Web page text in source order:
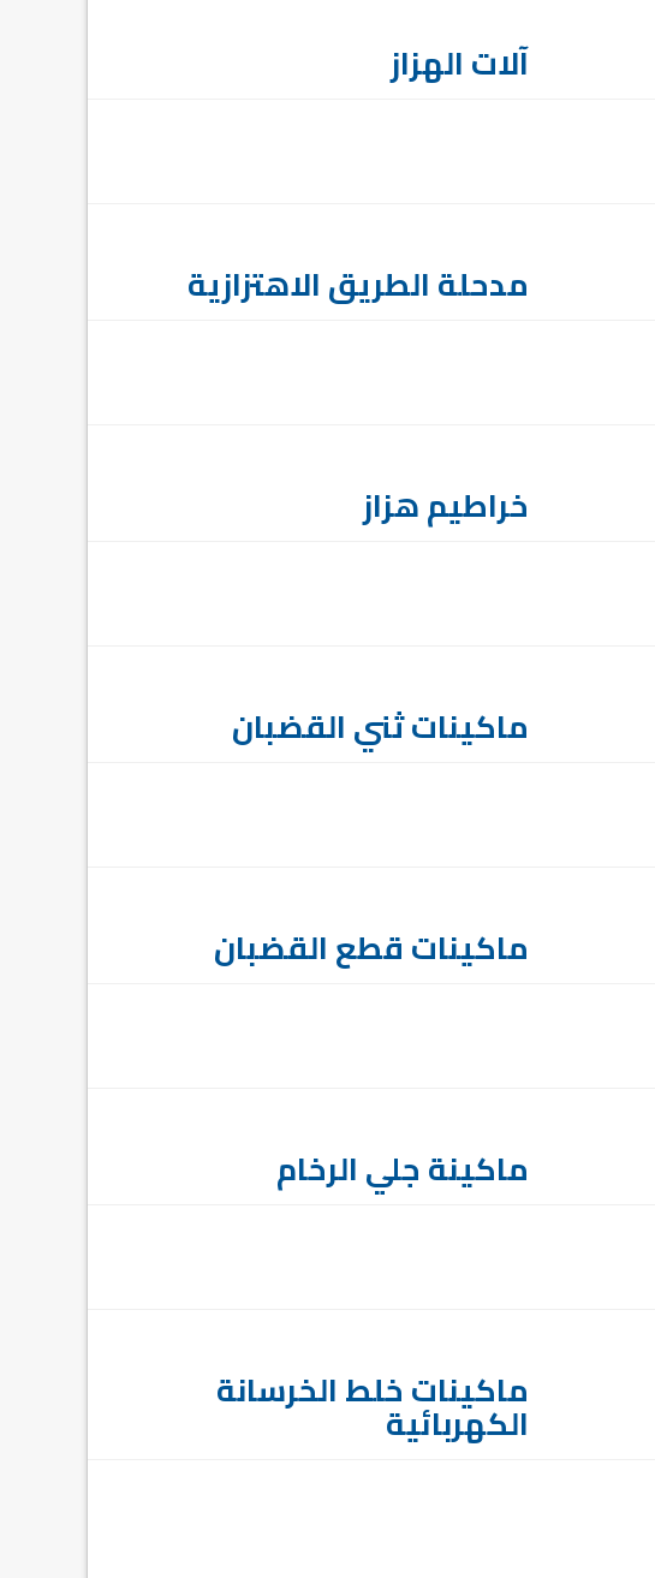
آلات الهزاز
مدحلة الطريق الاهتزازية
خراطيم هزاز
ماكينات ثني القضبان
ماكينات قطع القضبان
ماكينة جلي الرخام
ماكينات خلط الخرسانة
الكهربائية